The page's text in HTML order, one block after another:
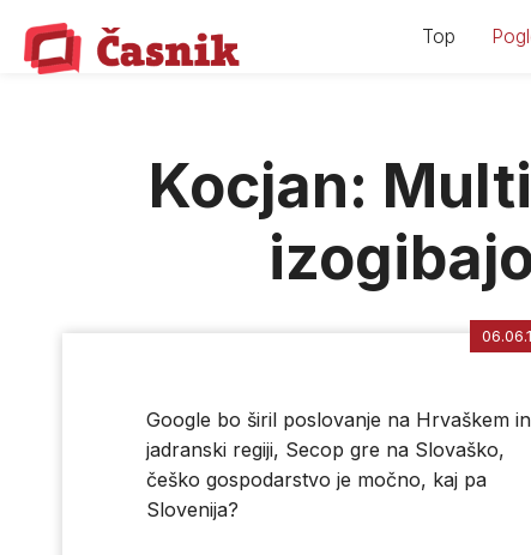
content
Top
Kocjan:
Google bo širil poslovanje na Hrvaškem in
jadranski regiji, Secop gre na Slovaško,
češko gospodarstvo je močno, kaj pa
Slovenija?